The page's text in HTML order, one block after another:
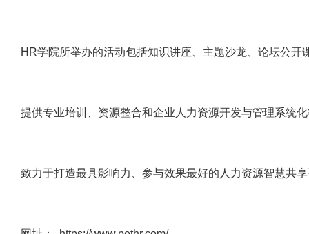
HR学院所举办的活动包括知识讲座、主题沙龙、论坛公开
提供专业培训、资源整合和企业人力资源开发与管理系统
致力于打造最具影响力、参与效果最好的人力资源智慧共